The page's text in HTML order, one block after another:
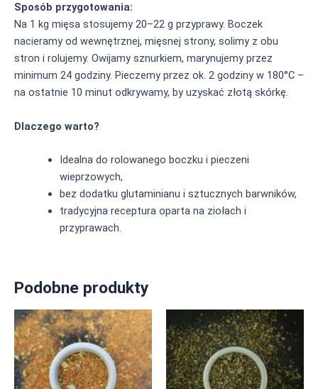
Sposób przygotowania:
Na 1 kg mięsa stosujemy 20–22 g przyprawy. Boczek
nacieramy od wewnętrznej, mięsnej strony, solimy z obu
stron i rolujemy. Owijamy sznurkiem, marynujemy przez
minimum 24 godziny. Pieczemy przez ok. 2 godziny w 180°C –
na ostatnie 10 minut odkrywamy, by uzyskać złotą skórkę.
Dlaczego warto?
Idealna do rolowanego boczku i pieczeni
wieprzowych,
bez dodatku glutaminianu i sztucznych barwników,
tradycyjna receptura oparta na ziołach i
przyprawach.
Podobne produkty
Ten
produkt
ma
wiele
wariantów.
Ten
produkt
ma
wiele
wariantów.